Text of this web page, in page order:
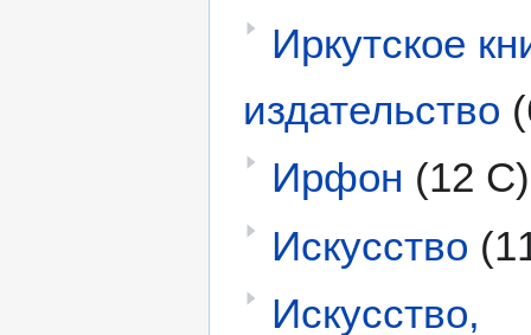
Иркутское
издательство
Ирфон (12 С)
Искусство
Искусство,